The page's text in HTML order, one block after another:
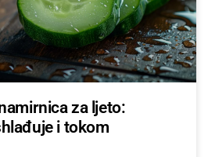
za ljeto:
i tokom